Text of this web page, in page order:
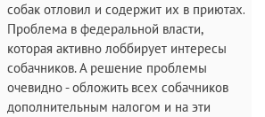
собак отловил и содержит их в приютах.
Проблема в федеральной власти,
которая активно лоббирует интересы
собачников. А решение проблемы
очевидно - обложить всех собачников
дополнительным налогом и на эти